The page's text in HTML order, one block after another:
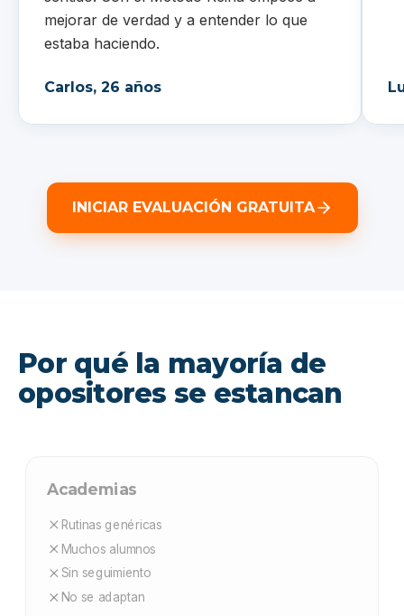
mejorar de verdad y a entender lo que
estaba haciendo.
Carlos, 26 años
INICIAR EVALUACIÓN GRATUITA
Por qué la mayoría de
opositores se estancan
Academias
Rutinas genéricas
Muchos alumnos
Sin seguimiento
No se adaptan